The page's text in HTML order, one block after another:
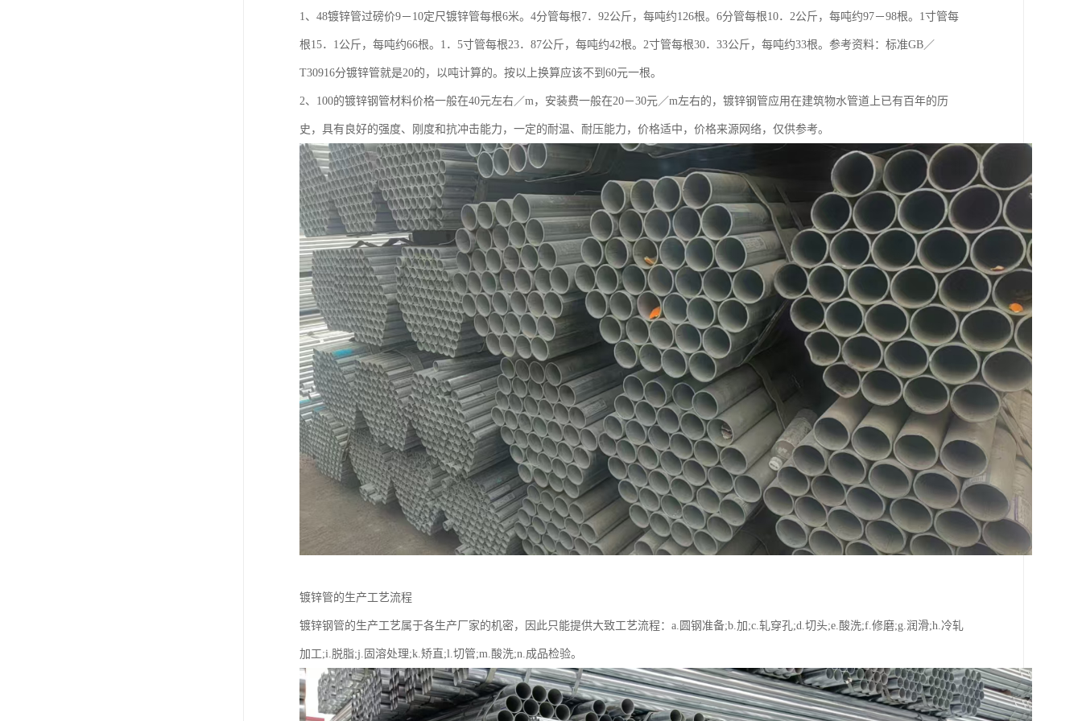
1、48镀锌管过磅价9－10定尺镀锌管每根6米。4分管每根7．92公斤，每吨约126根。6分管每根10．2公斤，每吨约97－98根。1寸管每
根15．1公斤，每吨约66根。1．5寸管每根23．87公斤，每吨约42根。2寸管每根30．33公斤，每吨约33根。参考资料：标准GB／
T30916分镀锌管就是20的，以吨计算的。按以上换算应该不到60元一根。
2、100的镀锌钢管材料价格一般在40元左右／m，安装费一般在20－30元／m左右的，镀锌钢管应用在建筑物水管道上已有百年的历
史，具有良好的强度、刚度和抗冲击能力，一定的耐温、耐压能力，价格适中，价格来源网络，仅供参考。
镀锌管的生产工艺流程
镀锌钢管的生产工艺属于各生产厂家的机密，因此只能提供大致工艺流程：a.圆钢准备;b.加;c.轧穿孔;d.切头;e.酸洗;f.修磨;g.润滑;h.冷轧
加工;i.脱脂;j.固溶处理;k.矫直;l.切管;m.酸洗;n.成品检验。